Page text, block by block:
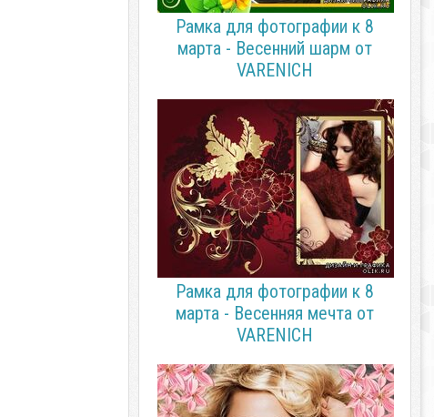
Рамка для фотографии к 8
марта - Весенний шарм от
VARENICH
Рамка для фотографии к 8
марта - Весенняя мечта от
VARENICH